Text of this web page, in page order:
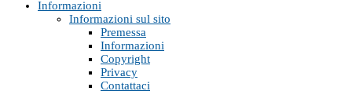
Informazioni
Informazioni sul sito
Premessa
Informazioni
Copyright
Privacy
Contattaci